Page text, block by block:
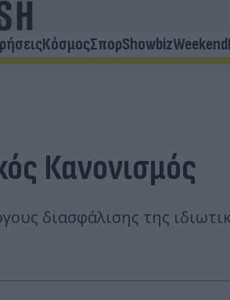
ΚόσμοςΣπορShowbizWeekend
Κανονισμός
διασφάλισης της